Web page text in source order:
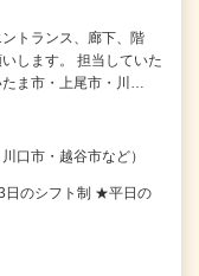
トランス、廊下、階
します。 担当していた
ま市・上尾市・川…
口市・越谷市など）
のシフト制 ★平日の